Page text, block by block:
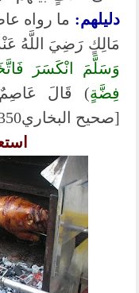
دليلهم: ما رواه
مَالِكٍ رَضِيَ اللَّهُ
وَسَلَّمَ انْكَسَرَ
فِضَّةٍ) قَالَ
[صحيح البخاري10/350].